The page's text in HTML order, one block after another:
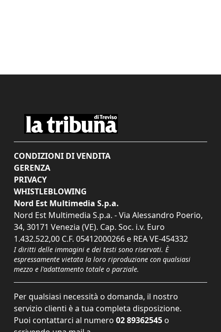
CONDIZIONI DI VENDITA
GERENZA
PRIVACY
WHISTLEBLOWING
Nord Est Multimedia S.p.a.
Nord Est Multimedia S.p.a. - Via Alessandro Poerio,
34, 30171 Venezia (VE). Cap. Soc. i.v. Euro
1.432.522,00 C.F. 05412000266 e REA VE-454332
I diritti delle immagini e dei testi sono riservati. È
espressamente vietata la loro riproduzione con qualsiasi
mezzo e l'adattamento totale o parziale.
Per qualsiasi necessità o domanda, il nostro
servizio clienti è a tua completa disposizione.
Puoi contattarci al numero 02 89362545 o